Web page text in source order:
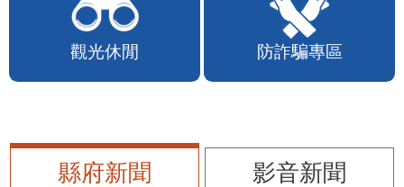
觀光休閒 防詐騙專區
縣府新聞
影音新聞